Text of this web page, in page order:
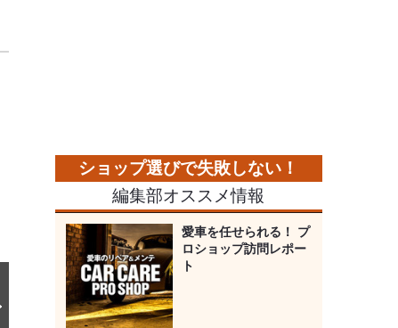
編集部オススメ情報
愛車を任せられる！ プ
ロショップ訪問レポー
ト